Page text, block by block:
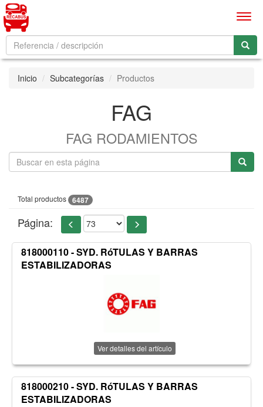
Inicio Subcategorías Productos
FAG
FAG RODAMIENTOS
Total productos 6487
Página:
818000110 - SYD. RóTULAS Y BARRAS
ESTABILIZADORAS
Ver detalles del artículo
818000210 - SYD. RóTULAS Y BARRAS
ESTABILIZADORAS